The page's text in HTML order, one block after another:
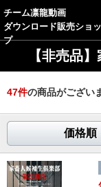
チーム凛龍動画
ダウンロード販売ショッ
プ
【非売品
47件の商品がござい
価格順